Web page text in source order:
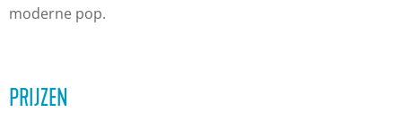
b
moderne pop.
PRIJZEN